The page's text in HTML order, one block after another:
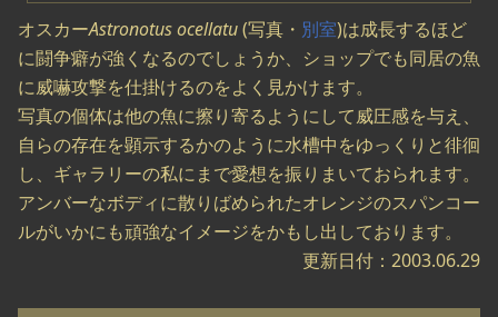
オスカーAstronotus ocellatu(写真・ 別室)は成長するほど
に闘争癖が強くなるのでしょうか、ショップでも同居の魚
に威嚇攻撃を仕掛けるのをよく見かけます。
写真の個体は他の魚に擦り寄るようにして威圧感を与え、
自らの存在を顕示するかのように水槽中をゆっくりと徘徊
し、ギャラリーの私にまで愛想を振りまいておられます。
アンバーなボディに散りばめられたオレンジのスパンコー
ルがいかにも頑強なイメージをかもし出しております。
更新日付：2003.06.29